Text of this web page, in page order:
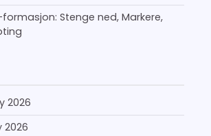
Stenge ned, Markere,
2026
2026